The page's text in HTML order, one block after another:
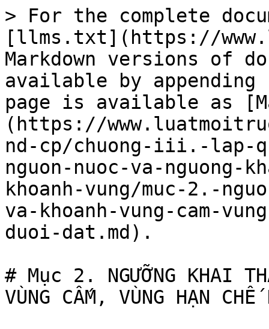
> For the complete
[llms.txt](https://
Markdown versions of
available by
page is available as
(https://
nd-cp/chuong-iii.-lap-
nguon-nuoc-va-
khoanh-vung/muc-2.-
va-khoanh-vung-cam-
duoi-dat.md).
# Mục 2. NGƯỠNG KHAI
VÙNG CẤM, VÙNG HẠN